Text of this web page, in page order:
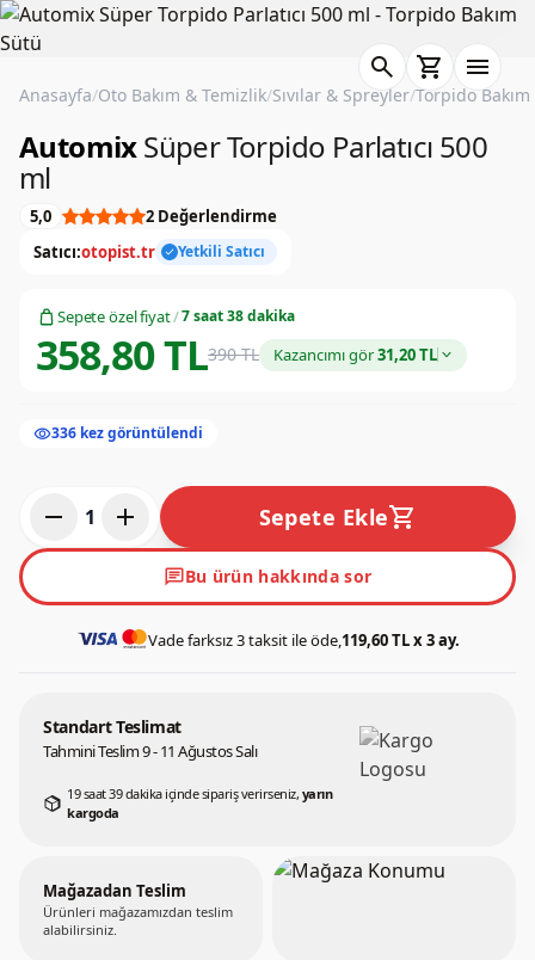
search shopping_cart menu
Anasayfa/Oto Bakım & Temizlik/Sıvılar & Spreyler/Torpido
AutomixSüper Torpido Parlatıcı 500
ml
5,0
2 Değerlendirme
Satıcı:otopist.tr check Yetkili Satıcı
Sepete özel fiyat/7 saat 38 dakika
358,80 TL390 TL Kazancımı gör31,20 TL
visibility336 kez görüntülendi
remove 1 add Sepete Ekleshopping_cart
chatBu ürün hakkında sor
Vade farksız 3 taksit ile öde,119,60 TL x 3 ay.
Standart Teslimat
Tahmini Teslim 9 - 11 Ağustos Salı
19 saat 39 dakika içinde sipariş verirseniz, yarın
kargoda
Mağazadan Teslim
Ürünleri mağazamızdan teslim
alabilirsiniz.